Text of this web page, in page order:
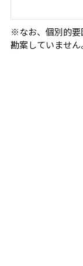
※なお、個別的要
勘案していません